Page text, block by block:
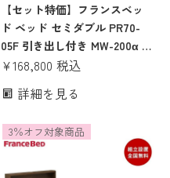
マットレス 付き マットレスセット 70
周年 収納 収納付き 引き出し 引出し ス
【セット特価】フランスベッ
ド ベッド セミダブル PR70-
05F 引き出し付き MW-200α ハ
ード | 正規品 フランスベッド
ス付き マットレスセット ベッ
ブルサイズ 収納 収納付き 引き
出し すのこ スノコ コンパクト
¥168,800 税込
詳細を見る
3％オフ対象商品